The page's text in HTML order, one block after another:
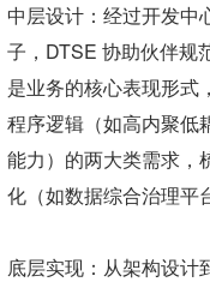
中层设计：经过开发中
子，DTSE 协助伙伴规
是业务的核心表现形式
程序逻辑（如高内聚低
能力）的两大类需求，
化（如数据综合治理平
底层实现：从架构设计